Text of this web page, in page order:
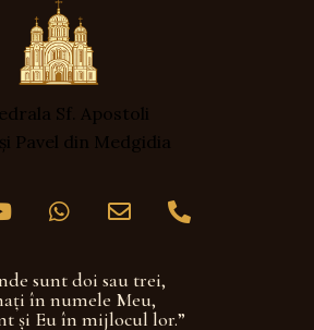
Sf. Apostoli
Pavel din Medgidia
sunt doi sau trei,
în numele Meu,
şi Eu în mijlocul lor.”